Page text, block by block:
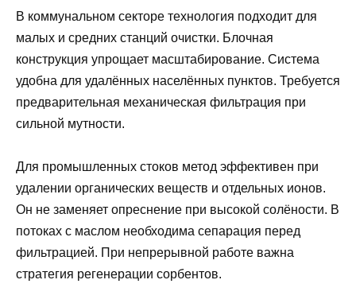
В коммунальном секторе технология подходит для
малых и средних станций очистки. Блочная
конструкция упрощает масштабирование. Система
удобна для удалённых населённых пунктов. Требуется
предварительная механическая фильтрация при
сильной мутности.
Для промышленных стоков метод эффективен при
удалении органических веществ и отдельных ионов.
Он не заменяет опреснение при высокой солёности. В
потоках с маслом необходима сепарация перед
фильтрацией. При непрерывной работе важна
стратегия регенерации сорбентов.